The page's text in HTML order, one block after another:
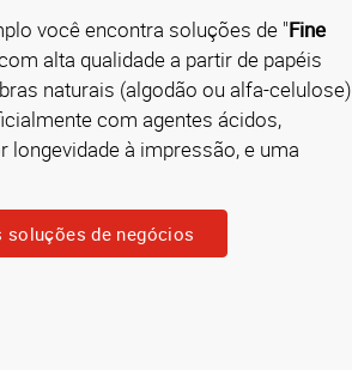
você encontra soluções de "Fine
alta qualidade a partir de papéis
naturais (algodão ou alfa-celulose)
com agentes ácidos,
à impressão, e uma
soluções de negócios